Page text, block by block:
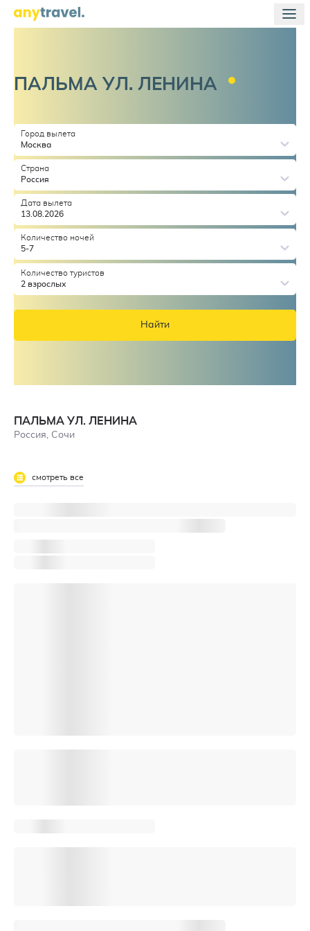
ПАЛЬМА УЛ. ЛЕНИНА
Город вылета
Москва
Страна
Россия
Дата вылета
13.08.2026
Количество ночей
5-7
Количество туристов
2 взрослых
Найти
ПАЛЬМА УЛ. ЛЕНИНА
Россия, Сочи
смотреть все